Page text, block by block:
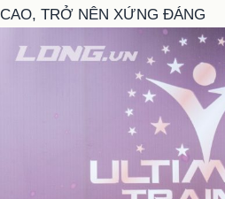
CAO, TRỞ NÊN XỨNG ĐÁNG